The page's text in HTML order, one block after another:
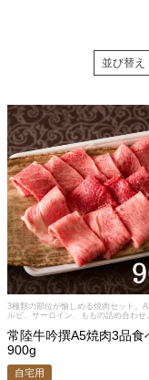
ご注文ガイド
配送・送料 食
並び替え
3種類の部位が愉しめる焼肉セット。
ルビ、サーロイン、ももの詰め合わせ。
常陸牛吟撰A5焼肉3品食
900g
自宅用